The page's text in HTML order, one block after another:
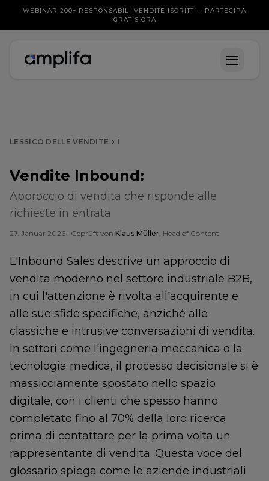
WEBINAR 200+ RESPONSABILI VENDITE ISCRITTI – PARTECIPA
GRATIS ORA
LESSICO DELLE VENDITE I
Vendite Inbound:
Approccio di vendita che risponde alle
richieste in entrata
27. Januar 2026 · Geprüft von Klaus Müller, Head of Content
L'Inbound Sales descrive un approccio di
vendita moderno nel settore industriale B2B,
in cui l'attenzione è rivolta all'acquirente e
alle sue sfide specifiche, anziché alle
classiche e intrusive conversazioni di vendita.
In settori come l'ingegneria meccanica o la
tecnologia medica, il processo decisionale si è
massicciamente spostato nello spazio
digitale, con i clienti che spesso hanno
completato fino al 70% della loro ricerca
prima di contattare per la prima volta un
rappresentante di vendita. Questa voce del
glossario spiega come le aziende industriali